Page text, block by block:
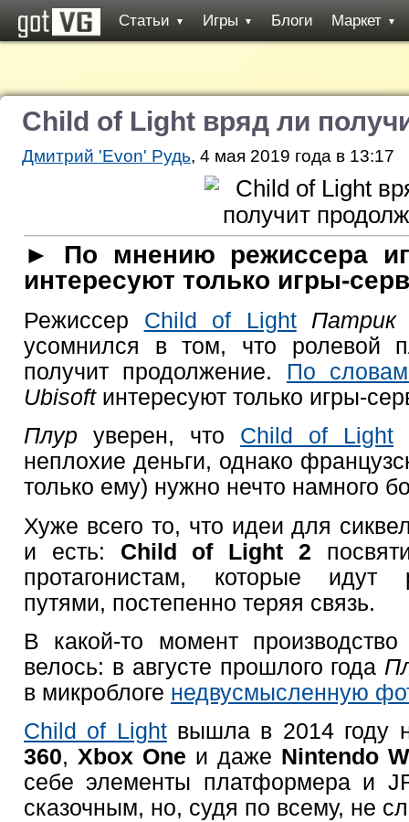
Статьи ▼ Игры ▼ Блоги Маркет ▼
Child of Light вряд ли
Дмитрий 'Evon' Рудь, 4 мая 2019 года в 13:17
► По мнению режиссера
интересуют только игры-
Режиссер Child of Light
Патрик
усомнился в том, что ролевой
получит продолжение. По словам
Ubisoft интересуют только игры-
Плур уверен, что Child of Light
неплохие деньги, однако
только ему) нужно нечто намного
Хуже всего то, что идеи для
и есть: Сhild of Light 2
протагонистам, которые идут
путями, постепенно теряя связь.
В какой-то момент
велось: в августе прошлого года
в микроблоге недвусмысленную
Child of Lightвышла в 2014 году
360, Xbox One и даже Nintendo
себе элементы платформера и
сказочным, но, судя по всему, не